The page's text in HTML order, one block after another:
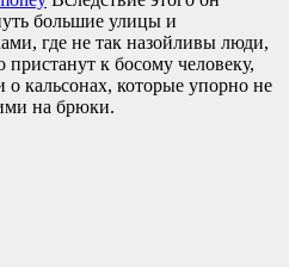
большие улицы и
где не так назойливы люди,
к босому человеку,
о кальсонах, которые упорно не
на брюки.